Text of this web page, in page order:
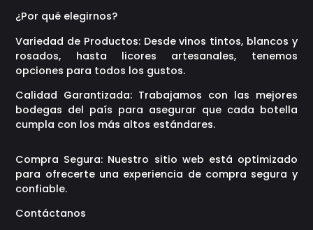
¿Por qué elegirnos?
Variedad de Productos: Desde vinos tintos, blancos y
rosados, hasta licores artesanales, tenemos
opciones para todos los gustos.
Calidad Garantizada: Trabajamos con las mejores
bodegas del país para asegurar que cada botella
cumpla con los más altos estándares.
Compra Segura: Nuestro sitio web está optimizado
para ofrecerte una experiencia de compra segura y
confiable.
Contáctanos